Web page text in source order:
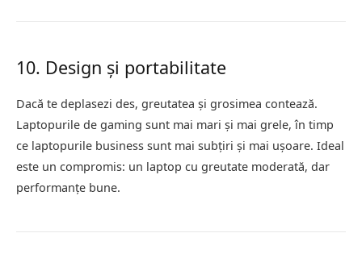
10. Design și portabilitate
Dacă te deplasezi des, greutatea și grosimea contează.
Laptopurile de gaming sunt mai mari și mai grele, în timp
ce laptopurile business sunt mai subțiri și mai ușoare. Ideal
este un compromis: un laptop cu greutate moderată, dar
performanțe bune.